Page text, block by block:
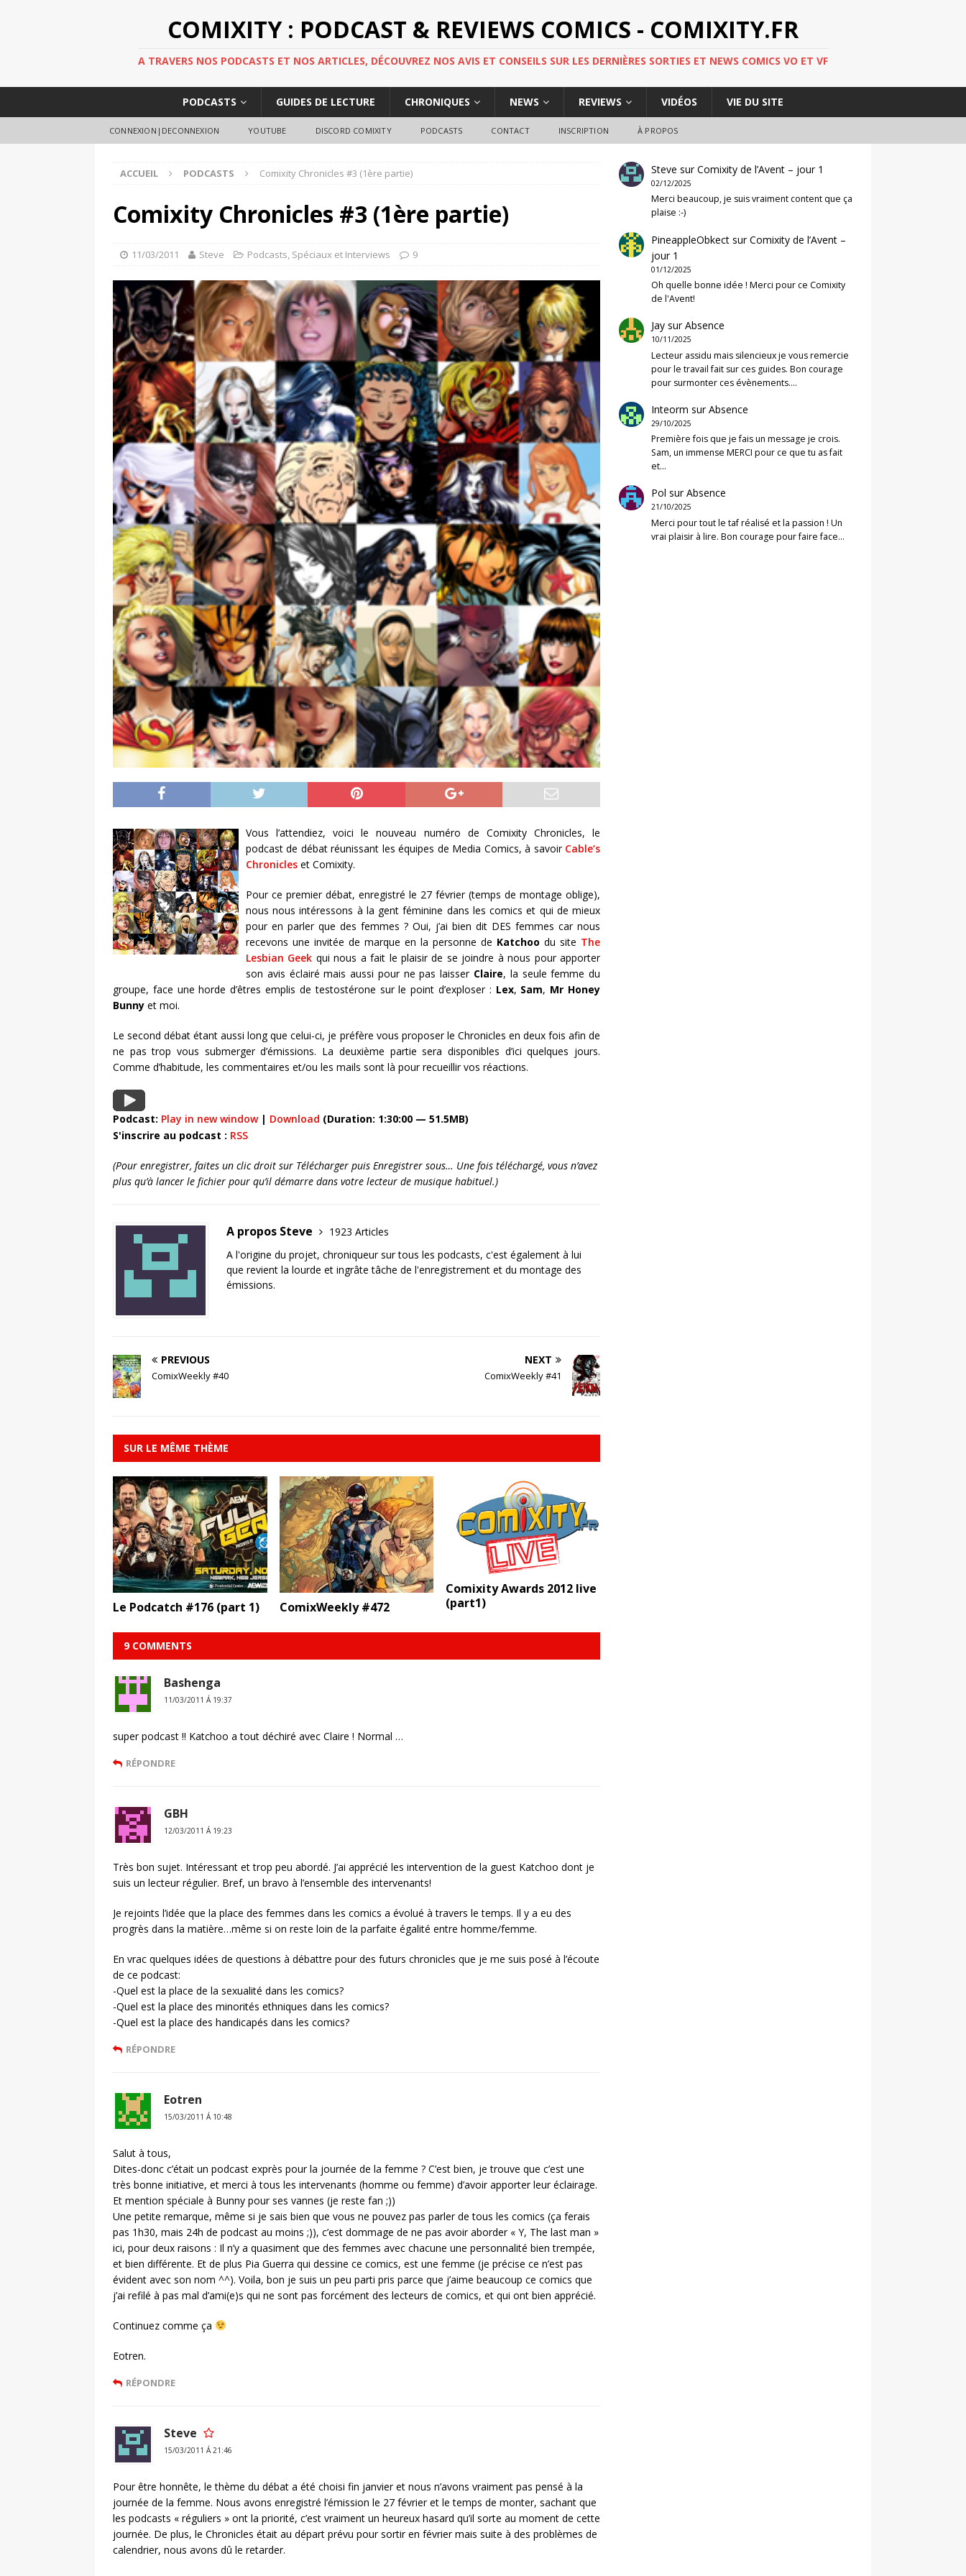
COMIXITY : PODCAST & REVIEWS COMICS - COMIXITY.FR
A TRAVERS NOS PODCASTS ET NOS ARTICLES, DÉCOUVREZ NOS AVIS ET CONSEILS SUR LES DERNIÈRES SORTIES ET NEWS COMICS VO ET VF
PODCASTS GUIDES DE LECTURE CHRONIQUES NEWS REVIEWS VIDÉOS VIE DU SITE
CONNEXION|DECONNEXION YOUTUBE DISCORD COMIXITY PODCASTS CONTACT INSCRIPTION À PROPOS
ACCUEIL PODCASTS Comixity Chronicles #3 (1ère partie)
Comixity Chronicles #3 (1ère partie)
11/03/2011 Steve Podcasts, Spéciaux et Interviews 9
Vous l’attendiez, voici le nouveau numéro de Comixity Chronicles, le
podcast de débat réunissant les équipes de Media Comics, à savoir Cable’s
Chronicles et Comixity.
Pour ce premier débat, enregistré le 27 février (temps de montage oblige),
nous nous intéressons à la gent féminine dans les comics et qui de mieux
pour en parler que des femmes ? Oui, j’ai bien dit DES femmes car nous
recevons une invitée de marque en la personne de Katchoo du site The
Lesbian Geek qui nous a fait le plaisir de se joindre à nous pour apporter
son avis éclairé mais aussi pour ne pas laisser Claire, la seule femme du
groupe, face une horde d’êtres emplis de testostérone sur le point d’exploser : Lex, Sam, Mr Honey
Bunny et moi.
Le second débat étant aussi long que celui-ci, je préfère vous proposer le Chronicles en deux fois afin de
ne pas trop vous submerger d’émissions. La deuxième partie sera disponibles d’ici quelques jours.
Comme d’habitude, les commentaires et/ou les mails sont là pour recueillir vos réactions.
Podcast: Play in new window| Download (Duration: 1:30:00 — 51.5MB)
S'inscrire au podcast : RSS
(Pour enregistrer, faites un clic droit sur Télécharger puis Enregistrer sous… Une fois téléchargé, vous n’avez
plus qu’à lancer le fichier pour qu’il démarre dans votre lecteur de musique habituel.)
A propos Steve
1923 Articles
A l'origine du projet, chroniqueur sur tous les podcasts, c'est également à lui
que revient la lourde et ingrâte tâche de l'enregistrement et du montage des
émissions.
PREVIOUS
ComixWeekly #40
NEXT
ComixWeekly #41
SUR LE MÊME THÈME
Le Podcatch #176 (part 1) ComixWeekly #472
Comixity Awards 2012 live
(part1)
9 COMMENTS
Bashenga
11/03/2011 Á 19:37
super podcast !! Katchoo a tout déchiré avec Claire ! Normal …
RÉPONDRE
GBH
12/03/2011 Á 19:23
Très bon sujet. Intéressant et trop peu abordé. J’ai apprécié les intervention de la guest Katchoo dont je
suis un lecteur régulier. Bref, un bravo à l’ensemble des intervenants!
Je rejoints l’idée que la place des femmes dans les comics a évolué à travers le temps. Il y a eu des
progrès dans la matière…même si on reste loin de la parfaite égalité entre homme/femme.
En vrac quelques idées de questions à débattre pour des futurs chronicles que je me suis posé à l’écoute
de ce podcast:
-Quel est la place de la sexualité dans les comics?
-Quel est la place des minorités ethniques dans les comics?
-Quel est la place des handicapés dans les comics?
RÉPONDRE
Eotren
15/03/2011 Á 10:48
Salut à tous,
Dites-donc c’était un podcast exprès pour la journée de la femme ? C’est bien, je trouve que c’est une
très bonne initiative, et merci à tous les intervenants (homme ou femme) d’avoir apporter leur éclairage.
Et mention spéciale à Bunny pour ses vannes (je reste fan ;))
Une petite remarque, même si je sais bien que vous ne pouvez pas parler de tous les comics (ça ferais
pas 1h30, mais 24h de podcast au moins ;)), c’est dommage de ne pas avoir aborder « Y, The last man »
ici, pour deux raisons : Il n’y a quasiment que des femmes avec chacune une personnalité bien trempée,
et bien différente. Et de plus Pia Guerra qui dessine ce comics, est une femme (je précise ce n’est pas
évident avec son nom ^^). Voila, bon je suis un peu parti pris parce que j’aime beaucoup ce comics que
j’ai refilé à pas mal d’ami(e)s qui ne sont pas forcément des lecteurs de comics, et qui ont bien apprécié.
Continuez comme ça
Eotren.
RÉPONDRE
Steve
15/03/2011 Á 21:46
Pour être honnête, le thème du débat a été choisi fin janvier et nous n’avons vraiment pas pensé à la
journée de la femme. Nous avons enregistré l’émission le 27 février et le temps de monter, sachant que
les podcasts « réguliers » ont la priorité, c’est vraiment un heureux hasard qu’il sorte au moment de cette
journée. De plus, le Chronicles était au départ prévu pour sortir en février mais suite à des problèmes de
calendrier, nous avons dû le retarder.
Steve surComixity de l’Avent – jour 1
02/12/2025
Merci beaucoup, je suis vraiment content que ça
plaise :-)
PineappleObkect surComixity de l’Avent –
jour 1
01/12/2025
Oh quelle bonne idée ! Merci pour ce Comixity
de l'Avent!
Jay surAbsence
10/11/2025
Lecteur assidu mais silencieux je vous remercie
pour le travail fait sur ces guides. Bon courage
pour surmonter ces évènements.…
Inteorm surAbsence
29/10/2025
Première fois que je fais un message je crois.
Sam, un immense MERCI pour ce que tu as fait
et…
Pol surAbsence
21/10/2025
Merci pour tout le taf réalisé et la passion ! Un
vrai plaisir à lire. Bon courage pour faire face…